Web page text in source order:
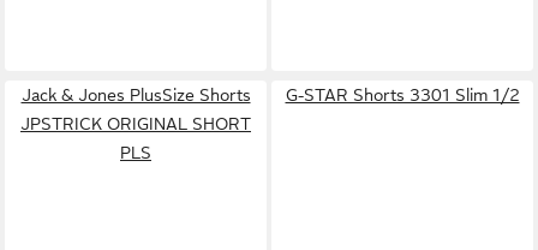
Jack & Jones PlusSize Shorts
JPSTRICK ORIGINAL SHORT
PLS
G-STAR Shorts 3301 Slim 1/2